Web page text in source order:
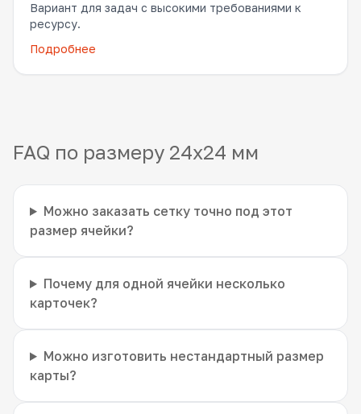
Вариант для задач с высокими требованиями к
ресурсу.
Подробнее
FAQ по размеру 24x24 мм
Можно заказать сетку точно под этот
размер ячейки?
Почему для одной ячейки несколько
карточек?
Можно изготовить нестандартный размер
карты?